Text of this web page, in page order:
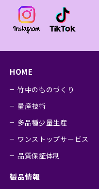
HOME
竹中のものづくり
量産技術
多品種少量生産
ワンストップサービス
品質保証体制
製品情報